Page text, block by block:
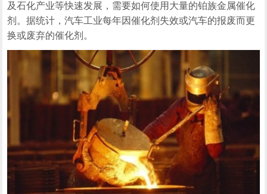
及石化产业等快速发展，需要如何使用大量的铂族金属催化
剂。据统计，汽车工业每年因催化剂失效或汽车的报废而更
换或废弃的催化剂。